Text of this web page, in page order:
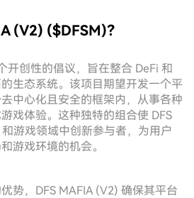
(V2) ($DFSM)？
开创性的倡议，旨在整合 DeFi 和
生态系统。该项目期望开发一个平
中心化且安全的框架内，从事各种
戏体验。这种独特的组合使 DFS
游戏领域中创新参与者，为用户
游戏环境的机会。
势，DFS MAFIA (V2) 确保其平台